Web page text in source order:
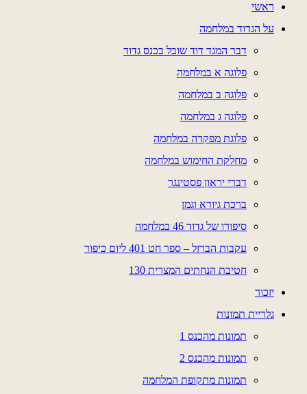
ראשי
על הגדוד במלחמה
דבר המגד דוד שובל בכנס גדוד
פלוגה א במלחמה
פלוגה ב במלחמה
פלוגה ג במלחמה
פלוגת מפקדה במלחמה
מחלקת החימוש במלחמה
דברי יראון פסטינגר
ברכת גיורא וגמן
סיפורו של גדוד 46 במלחמה
עקבות הברזל – ספר חט 401 ליום כיפור
חטיבת הנחתים המצרית 130
יזכור
גלריית תמונות
תמונות מהכנס 1
תמונות מהכנס 2
תמונות מתקופת המלחמה